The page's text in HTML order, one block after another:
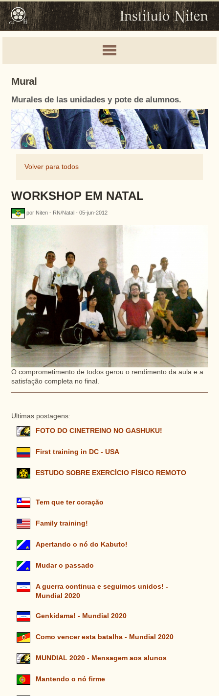
Mural
Murales de las unidades y pote de alumnos.
Volver para todos
WORKSHOP EM NATAL
por Niten - RN/Natal - 05-jun-2012
O comprometimento de todos gerou o rendimento da aula e a
satisfação completa no final.
Ultimas postagens:
FOTO DO CINETREINO NO GASHUKU!
First training in DC - USA
ESTUDO SOBRE EXERCÍCIO FÍSICO REMOTO
Tem que ter coração
Family training!
Apertando o nó do Kabuto!
Mudar o passado
A guerra continua e seguimos unidos! -
Mundial 2020
Genkidama! - Mundial 2020
Como vencer esta batalha - Mundial 2020
MUNDIAL 2020 - Mensagem aos alunos
Mantendo o nó firme